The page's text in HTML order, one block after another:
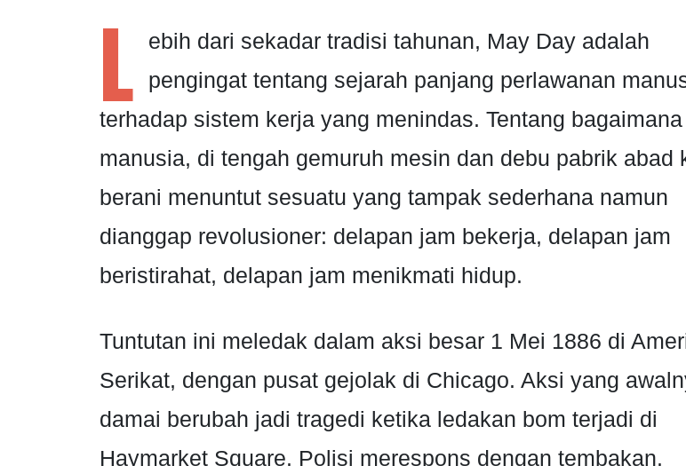
L
ebih dari sekadar tradisi tahunan, May Day adalah
pengingat tentang sejarah panjang perlawanan
terhadap sistem kerja yang menindas. Tentang bagaimana
manusia, di tengah gemuruh mesin dan debu pabrik abad
berani menuntut sesuatu yang tampak sederhana namun
dianggap revolusioner: delapan jam bekerja, delapan jam
beristirahat, delapan jam menikmati hidup.
Tuntutan ini meledak dalam aksi besar 1 Mei 1886 di
Serikat, dengan pusat gejolak di Chicago. Aksi yang
damai berubah jadi tragedi ketika ledakan bom terjadi di
Haymarket Square. Polisi merespons dengan tembakan.